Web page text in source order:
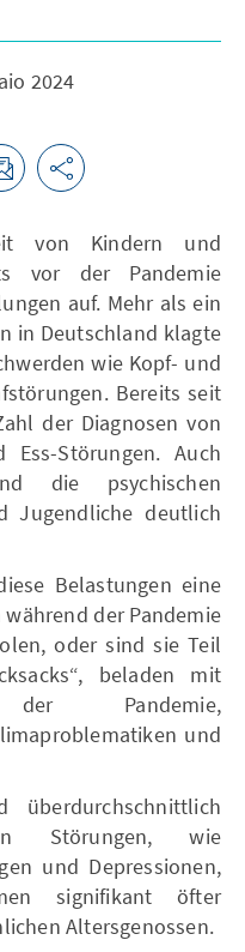
2024
von Kindern und
vor der Pandemie
auf. Mehr als ein
in Deutschland klagte
wie Kopf- und
Bereits seit
der Diagnosen von
Ess-Störungen. Auch
die psychischen
Jugendliche deutlich
Belastungen eine
der Pandemie
oder sind sie Teil
beladen mit
Pandemie,
und
überdurchschnittlich
Störungen, wie
und Depressionen,
signifikant öfter
Altersgenossen.